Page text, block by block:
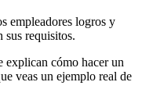
empleadores logros y
sus requisitos.
explican cómo hacer un
veas un ejemplo real de